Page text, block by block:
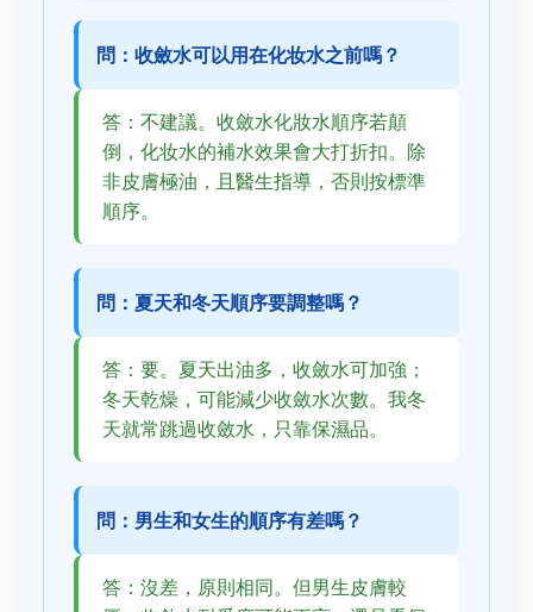
問：收斂水可以用在化妆水之前嗎？
答：不建議。收斂水化妝水順序若顛
倒，化妆水的補水效果會大打折扣。除
非皮膚極油，且醫生指導，否則按標準
順序。
問：夏天和冬天順序要調整嗎？
答：要。夏天出油多，收斂水可加強；
冬天乾燥，可能減少收斂水次數。我冬
天就常跳過收斂水，只靠保濕品。
問：男生和女生的順序有差嗎？
答：沒差，原則相同。但男生皮膚較